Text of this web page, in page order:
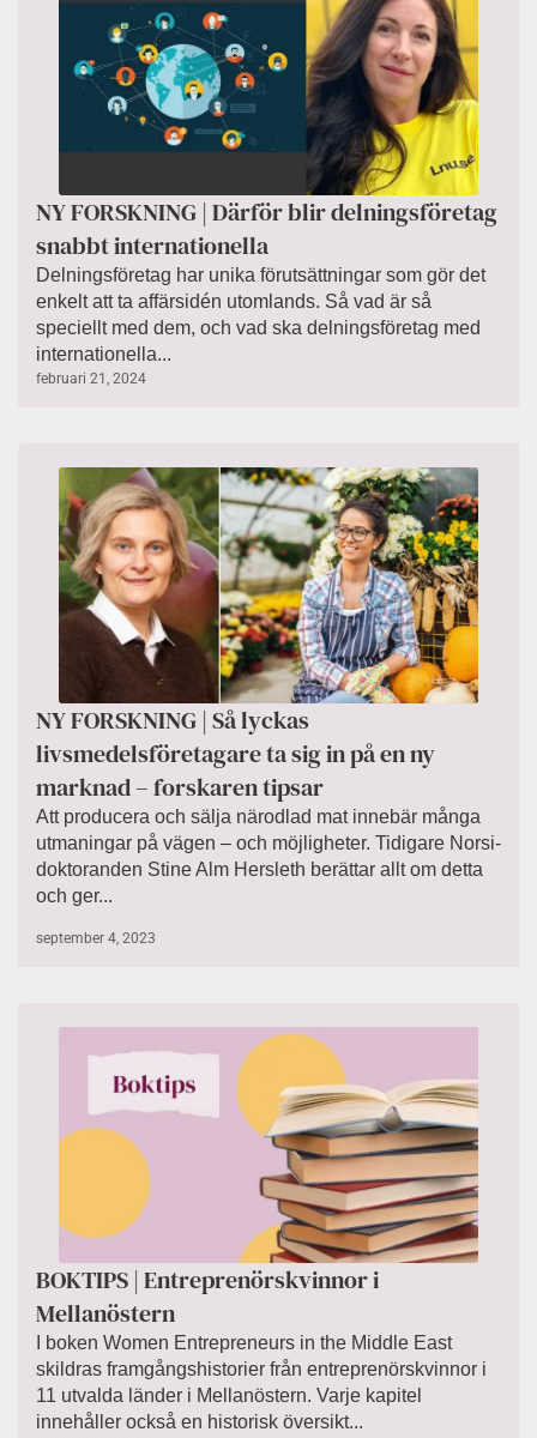
NY FORSKNING | Därför blir delningsföretag
snabbt internationella
Delningsföretag har unika förutsättningar som gör det
enkelt att ta affärsidén utomlands. Så vad är så
speciellt med dem, och vad ska delningsföretag med
internationella...
februari 21, 2024
NY FORSKNING | Så lyckas
livsmedelsföretagare ta sig in på en ny
marknad – forskaren tipsar
Att producera och sälja närodlad mat innebär många
utmaningar på vägen – och möjligheter. Tidigare Norsi-
doktoranden Stine Alm Hersleth berättar allt om detta
och ger...
september 4, 2023
BOKTIPS | Entreprenörskvinnor i
Mellanöstern
I boken Women Entrepreneurs in the Middle East
skildras framgångshistorier från entreprenörskvinnor i
11 utvalda länder i Mellanöstern. Varje kapitel
innehåller också en historisk översikt...